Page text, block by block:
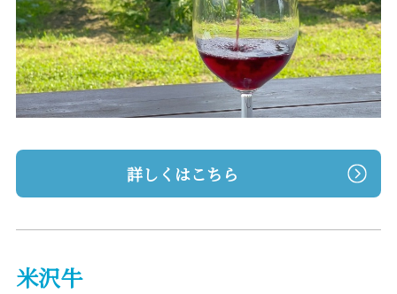
詳しくはこちら
米沢牛